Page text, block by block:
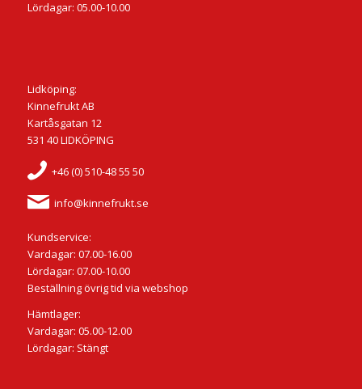
Lördagar: 05.00-10.00
Lidköping:
Kinnefrukt AB
Kartåsgatan 12
531 40 LIDKÖPING
+46 (0) 510-48 55 50
info@kinnefrukt.se
Kundservice:
Vardagar: 07.00-16.00
Lördagar: 07.00-10.00
Beställning övrig tid via webshop
Hämtlager:
Vardagar: 05.00-12.00
Lördagar: Stängt